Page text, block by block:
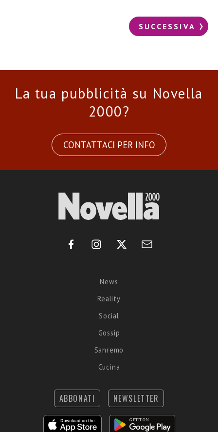
SUCCESSIVA
La tua pubblicità su Novella
2000?
CONTATTACI PER INFO
News
Reality
Social
Gossip
Sanremo
Cucina
ABBONATI NEWSLETTER